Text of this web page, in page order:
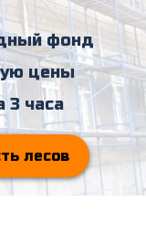
фонд
цены
3 часа
лесов